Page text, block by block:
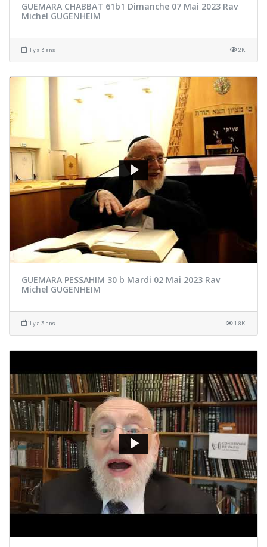
GUEMARA CHABBAT 61b1 Dimanche 07 Mai 2023 Rav
Michel GUGENHEIM
il y a 3 ans 2K
GUEMARA PESSAHIM 30 b Mardi 02 Mai 2023 Rav
Michel GUGENHEIM
il y a 3 ans 1.8K